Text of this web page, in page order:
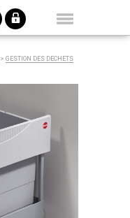
> GESTION DES DECHETS